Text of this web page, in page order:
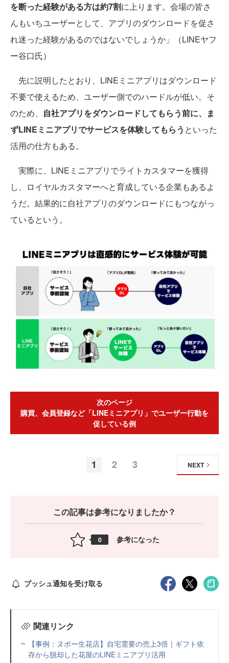
を断った経験がある方は約7割に上ります。会場の皆さ
んもいちユーザーとして、アプリのダウンロードを促さ
れ迷った経験があるのではないでしょうか」（LINEヤフ
ー谷口氏）
先に説明したとおり、LINEミニアプリはダウンロード
不要で使えるため、ユーザー側でのハードルが低い。そ
のため、 自社アプリをダウンロードしてもらう前に、ま
ずLINEミニアプリでサービスを体験してもらう といった
活用の仕方もある。
実際に、LINEミニアプリでライトカスタマーを獲得
し、ロイヤルカスタマーへと育成している企業もあるよ
うだ。結果的に自社アプリのダウンロードにもつながっ
ているという。
次のページ
購買、会員登録など「LINEミニアプリ」でユーザー行動を
促している例
1 2 3 NEXT
この記事は参考になりましたか？
0 参考になった
プッシュ通知を受け取る
関連リンク
【事例：ヌボー生花店】自宅需要の売上3倍｜ギフト依
存から脱却した花屋のLINEミニアプリ活用